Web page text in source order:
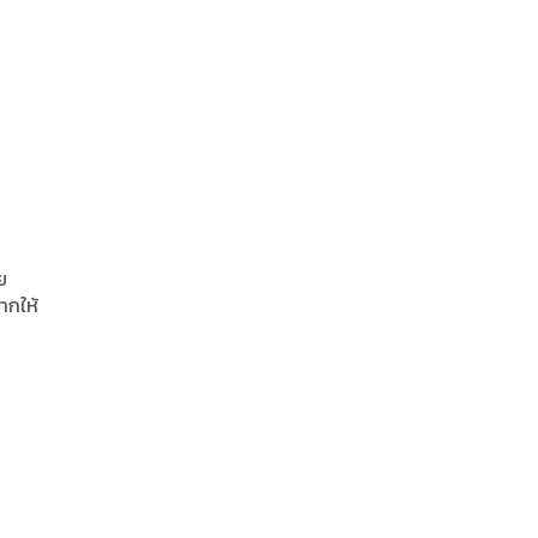
กให้